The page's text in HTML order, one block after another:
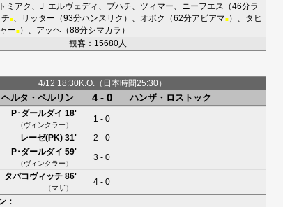
トミアク J･エルヴェディ プハチ ツィマー ニーフエス （46分ラ
■ リッター （93分ハンスリク ）、 オポク （62分アビアマ■ ）、 タヒ
ー■ ）、 アッヘ （88分シマカラ ）
観客：15680人
4/12 18:30K.O.（日本時間25:30）
ヘルタ・ベルリン 4 - 0 ハンザ・ロストック
P･ダールダイ 18'
（ヴィンクラー）
1 - 0
レーゼ(PK) 31'
2 - 0
P･ダールダイ 59'
（ヴィンクラー）
3 - 0
タバコヴィッチ 86'
（マザ）
4 - 0
：